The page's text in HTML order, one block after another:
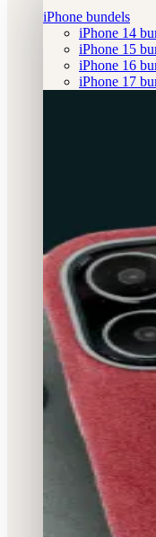
iPhone bundels
iPhone 14
iPhone 15
iPhone 16
iPhone 17